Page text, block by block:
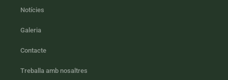
Notícies
Galeria
Contacte
Treballa amb nosaltres